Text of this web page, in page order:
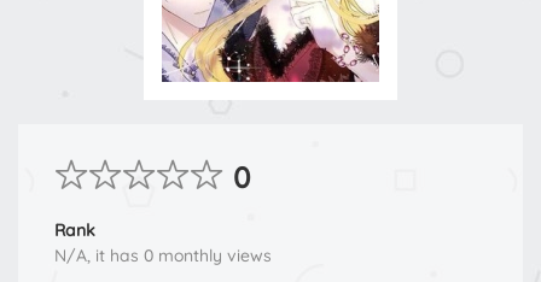
0
Rank
N/A, it has 0 monthly views